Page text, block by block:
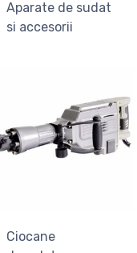
Aparate de sudat
si accesorii
Ciocane